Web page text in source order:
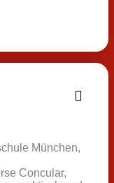
München,
Concular,